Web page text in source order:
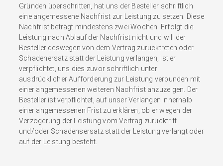
Gründen überschritten, hat uns der Besteller schriftlich
eine angemessene Nachfrist zur Leistung zu setzen. Diese
Nachfrist beträgt mindestens zwei Wochen. Erfolgt die
Leistung nach Ablauf der Nachfrist nicht und will der
Besteller deswegen von dem Vertrag zurücktreten oder
Schadenersatz statt der Leistung verlangen, ist er
verpflichtet, uns dies zuvor schriftlich unter
ausdrücklicher Aufforderung zur Leistung verbunden mit
einer angemessenen weiteren Nachfrist anzuzeigen. Der
Besteller ist verpflichtet, auf unser Verlangen innerhalb
einer angemessenen Frist zu erklären, ob er wegen der
Verzögerung der Leistung vom Vertrag zurücktritt
und/oder Schadensersatz statt der Leistung verlangt oder
auf der Leistung besteht.